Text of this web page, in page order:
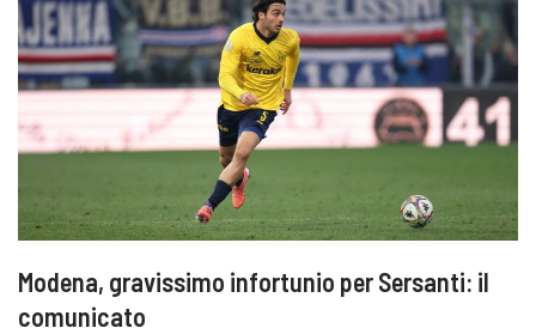
Modena, gravissimo infortunio per Sersanti: il
comunicato